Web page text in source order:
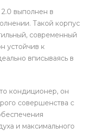
выполнен в
Такой корпус
современный
устойчив к
вписываясь в
кондиционер, он
совершенства с
и максимального